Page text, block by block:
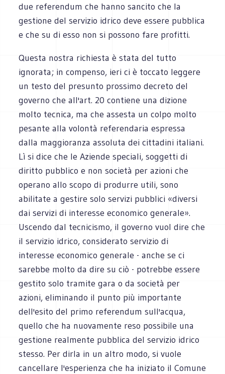
due referendum che hanno sancito che la
gestione del servizio idrico deve essere pubblica
e che su di esso non si possono fare profitti.
Questa nostra richiesta è stata del tutto
ignorata; in compenso, ieri ci è toccato leggere
un testo del presunto prossimo decreto del
governo che all'art. 20 contiene una dizione
molto tecnica, ma che assesta un colpo molto
pesante alla volontà referendaria espressa
dalla maggioranza assoluta dei cittadini italiani.
Lì si dice che le Aziende speciali, soggetti di
diritto pubblico e non società per azioni che
operano allo scopo di produrre utili, sono
abilitate a gestire solo servizi pubblici «diversi
dai servizi di interesse economico generale».
Uscendo dal tecnicismo, il governo vuol dire che
il servizio idrico, considerato servizio di
interesse economico generale - anche se ci
sarebbe molto da dire su ciò - potrebbe essere
gestito solo tramite gara o da società per
azioni, eliminando il punto più importante
dell'esito del primo referendum sull'acqua,
quello che ha nuovamente reso possibile una
gestione realmente pubblica del servizio idrico
stesso. Per dirla in un altro modo, si vuole
cancellare l'esperienza che ha iniziato il Comune